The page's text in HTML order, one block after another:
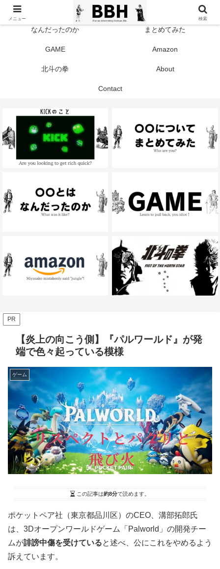
なんだったのか まとめてみた
GAME Amazon
北斗の拳 About
Contact
PR
【炎上の向こう側】『パルワールド』が発
端で色々起っている模様
ゲーム
この記事は約8分で読めます。
ポケットペア社（東京都品川区）のCEO、溝部拓郎氏
は、3Dオープンワールドゲーム「Palworld」の開発チー
ムが誹謗中傷を受けていると述べ、公にこれをやめるよう
訴えています。
メニュー 検索